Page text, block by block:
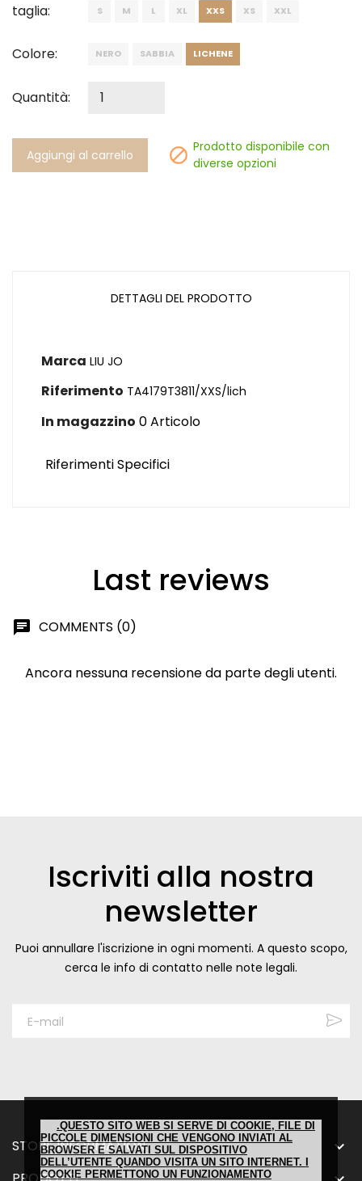
.QUESTO SITO WEB SI SERVE DI COOKIE, FILE DI
PICCOLE DIMENSIONI CHE VENGONO INVIATI AL
BROWSER E SALVATI SUL DISPOSITIVO
DELL’UTENTE QUANDO VISITA UN SITO INTERNET. I
COOKIE PERMETTONO UN FUNZIONAMENTO
taglia: S M L XL XXS XS XXL
Colore: NERO SABBIA LICHENE
Quantità:
Aggiungi al carrello  Prodotto disponibile con
diverse opzioni
DETTAGLI DEL PRODOTTO
Marca LIU JO
Riferimento TA4179T3811/XXS/lich
In magazzino 0 Articolo
Riferimenti Specifici
Last reviews
chat COMMENTS (0)
Ancora nessuna recensione da parte degli utenti.
Iscriviti alla nostra
newsletter
Puoi annullare l'iscrizione in ogni momenti. A questo scopo,
cerca le info di contatto nelle note legali.
STORE INFORMATION 